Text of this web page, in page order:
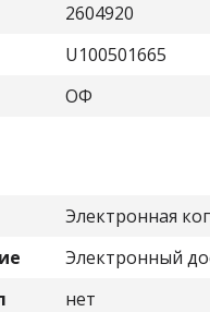
2604920
U100501665
ОФ
Электронная
Электронный
нет